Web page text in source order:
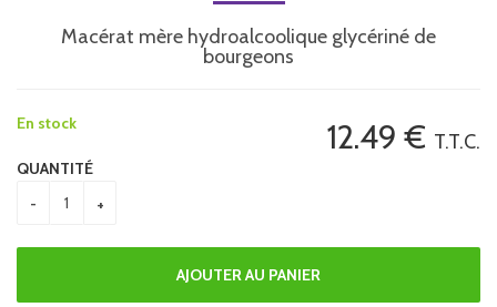
Macérat mère hydroalcoolique glycériné de
bourgeons
12.49 € T.T.C.
En stock
QUANTITÉ